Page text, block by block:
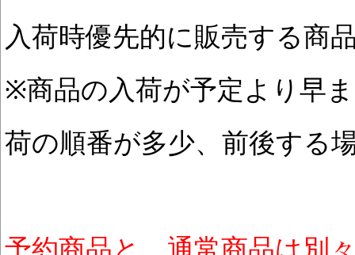
入荷時優先的に販売する商
※商品の入荷が予定より早
荷の順番が多少、前後する